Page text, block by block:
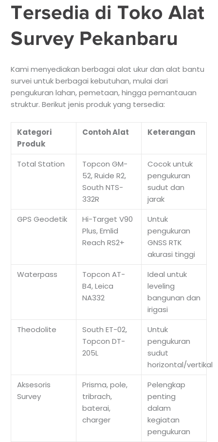
Tersedia di Toko Alat
Survey Pekanbaru
Kami menyediakan berbagai alat ukur dan alat bantu
survei untuk berbagai kebutuhan, mulai dari
pengukuran lahan, pemetaan, hingga pemantauan
struktur. Berikut jenis produk yang tersedia:
Kategori
Produk
Contoh Alat Keterangan
Total Station
Topcon GM-
52, Ruide R2,
South NTS-
332R
Cocok untuk
pengukuran
sudut dan
jarak
GPS Geodetik
Hi-Target V90
Plus, Emlid
Reach RS2+
Untuk
pengukuran
GNSS RTK
akurasi tinggi
Waterpass
Topcon AT-
B4, Leica
NA332
Ideal untuk
leveling
bangunan dan
irigasi
Theodolite
South ET-02,
Topcon DT-
205L
Untuk
pengukuran
sudut
horizontal/vertikal
Aksesoris
Survey
Prisma, pole,
tribrach,
baterai,
charger
Pelengkap
penting
dalam
kegiatan
pengukuran